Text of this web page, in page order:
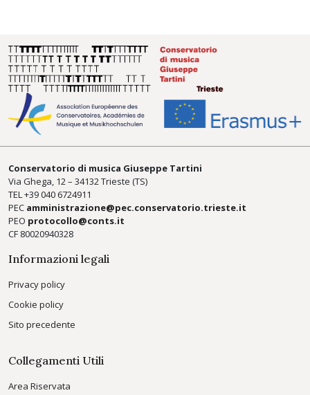
Conservatorio di musica Giuseppe Tartini
Via Ghega, 12 – 34132 Trieste (TS)
TEL +39040 6724911
PEC amministrazione@pec.conservatorio.trieste.it
PEO protocollo@conts.it
CF 80020940328
Informazioni legali
Privacy policy
Cookie policy
Sito precedente
Collegamenti Utili
Area Riservata